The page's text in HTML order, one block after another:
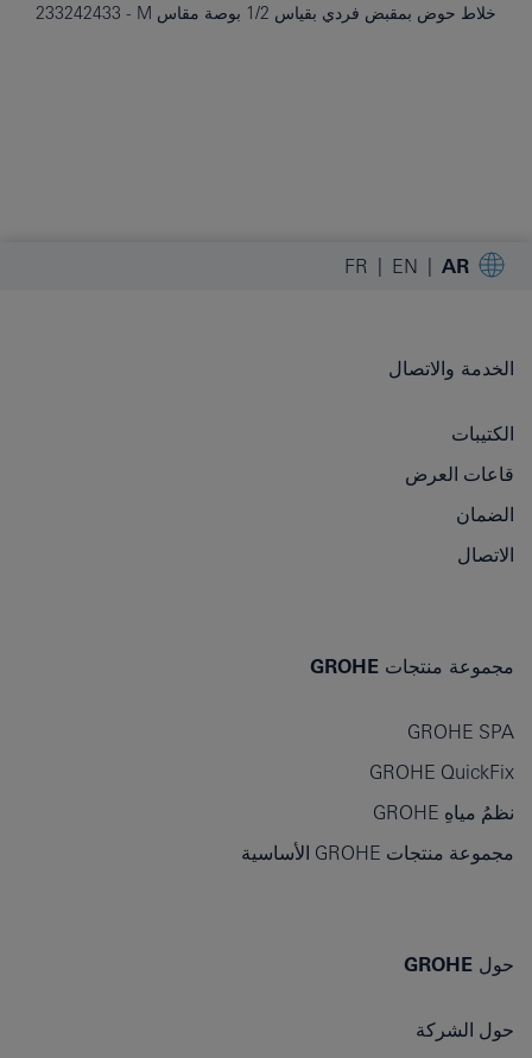
خلاط حوض بمقبض فردي بقياس 1/2 بوصة مقاس M
233242433
AR
EN
FR
الخدمة والاتصال
الكتيبات
قاعات العرض
الضمان
الاتصال
مجموعة منتجات GROHE
GROHE SPA
GROHE QuickFix
نظمُ مياهِ GROHE
مجموعة منتجات GROHE الأساسية
حول GROHE
حول الشركة